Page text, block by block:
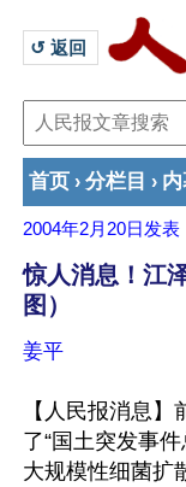
↺ 返回
首页 › 分栏目 ›
2004年2月20日 发表
惊人消息！江
图）
姜平
【人民报消息
了“国土突发事
大规模性细菌扩